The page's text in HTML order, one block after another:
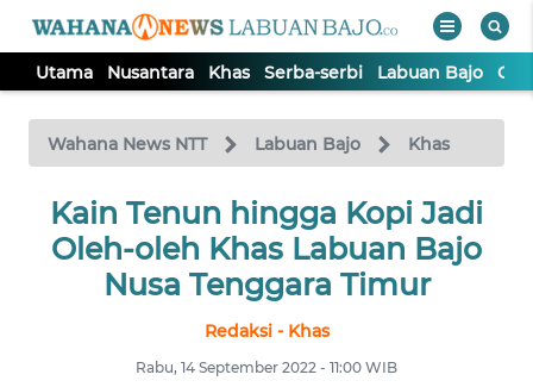
Utama Nusantara Khas Serba-serbi Labuan Bajo
Wahana News NTT Labuan Bajo Khas
Kain Tenun hingga Kopi Jadi
Oleh-oleh Khas Labuan Bajo
Nusa Tenggara Timur
Redaksi - Khas
Rabu, 14 September 2022 - 11:00 WIB
TV
Tutup
UTAMA
NUSANTARA